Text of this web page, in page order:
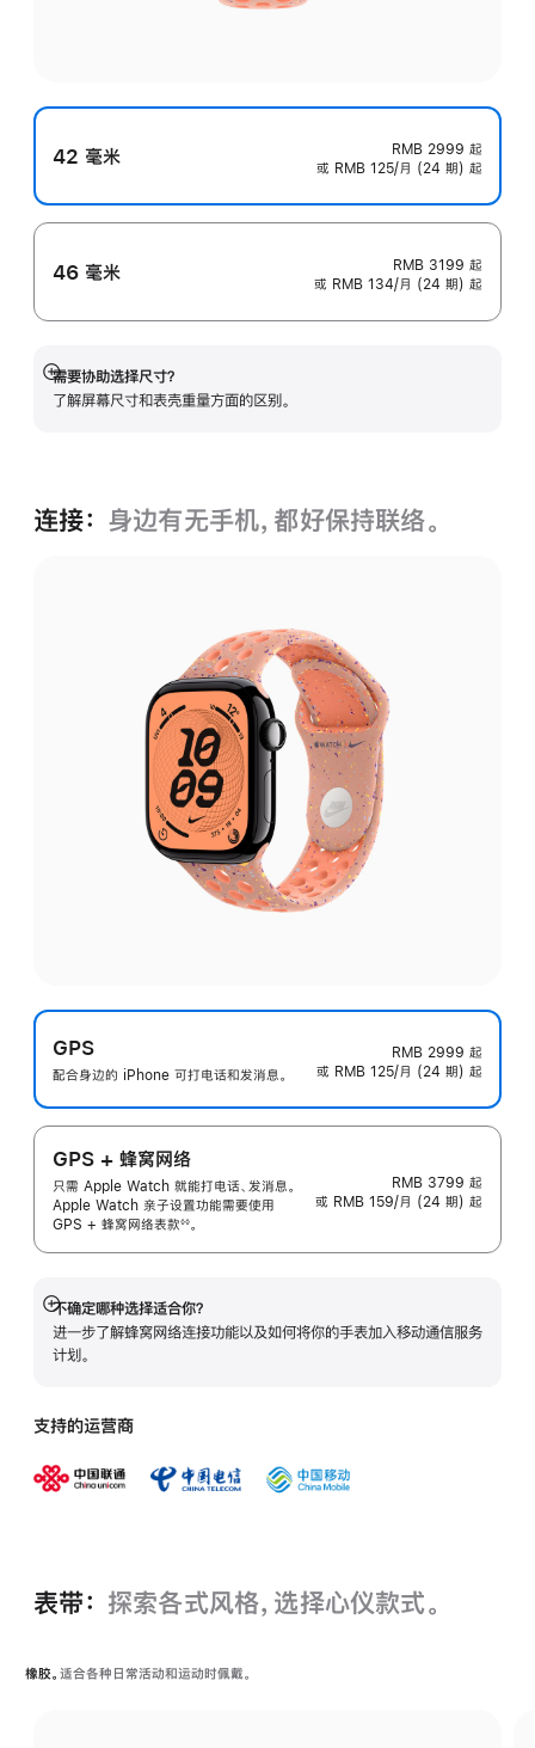
42 毫米 RMB 2999 起
或 RMB 125/月 (24 期) 起
46 毫米 RMB 3199 起
或 RMB 134/月 (24 期) 起
需要协助选择尺寸？
了解屏幕尺寸和表壳重量方面的区别。
展
开
连接： 身边有无手机，都好保持联络。
GPS
配合身边的 iPhone 可打电话和发消息。
RMB 2999 起
或 RMB 125/月 (24 期) 起
GPS + 蜂窝网络
只需 Apple Watch 就能打电话、发消息。
Apple Watch 亲子设置功能需要使用
GPS + 蜂窝网络表款◊◊。
RMB 3799 起
或 RMB 159/月 (24 期) 起
不确定哪种选择适合你？
进一步了解蜂窝网络连接功能以及如何将你的手表加入移动通信服务
计划。
展
开
支持的运营商
表带： 探索各式风格，选择心仪款式。
橡胶。 适合各种日常活动和运动时佩戴。